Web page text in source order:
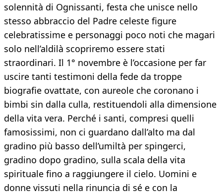
solennità di Ognissanti, festa che unisce nello
stesso abbraccio del Padre celeste figure
celebratissime e personaggi poco noti che magari
solo nell’aldilà scopriremo essere stati
straordinari. Il 1° novembre è l’occasione per far
uscire tanti testimoni della fede da troppe
biografie ovattate, con aureole che coronano i
bimbi sin dalla culla, restituendoli alla dimensione
della vita vera. Perché i santi, compresi quelli
famosissimi, non ci guardano dall’alto ma dal
gradino più basso dell’umiltà per spingerci,
gradino dopo gradino, sulla scala della vita
spirituale fino a raggiungere il cielo. Uomini e
donne vissuti nella rinuncia di sé e con la